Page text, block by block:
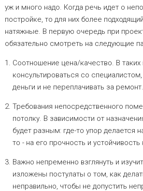
уж и много надо. Когда речь идет о
постройке, то для них более
натяжные. В первую очередь при
обязательно смотреть на следующие
Соотношение цена/качество. В
консультироваться со
деньги и не переплачивать за ремонт.
Требования непосредственного
потолку. В зависимости от
будет разным: где-то упор делается
то - на его прочность и устойчивость
Важно непременно взглянуть и
изложены постулаты о том, как
неправильно, чтобы не допустить